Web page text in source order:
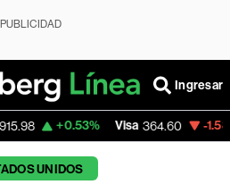
PUBLICIDAD
Ingresar
Visa 364.60 -1.58%
UNIDOS